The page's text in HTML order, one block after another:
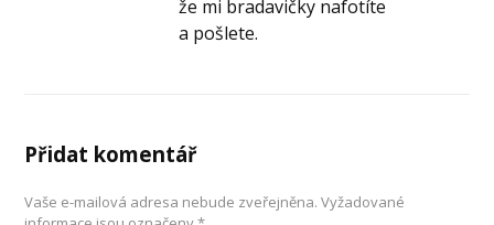
že mi bradavičky nafotíte
a pošlete.
Přidat komentář
Vaše e-mailová adresa nebude zveřejněna. Vyžadované